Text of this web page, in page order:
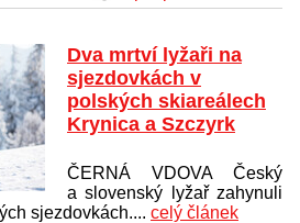
Dva mrtví lyžaři na
sjezdovkách v
polských skiareálech
Krynica a Szczyrk
ČERNÁ VDOVA Český
a slovenský lyžař zahynuli
sjezdovkách.... celý článek